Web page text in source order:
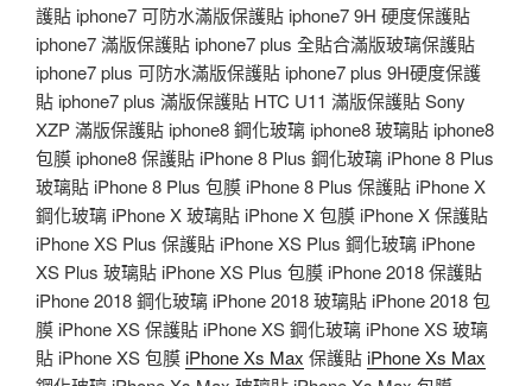
護貼 iphone7 可防水滿版保護貼 iphone7 9H 硬度保護貼
iphone7 滿版保護貼 iphone7 plus 全貼合滿版玻璃保護貼
iphone7 plus 可防水滿版保護貼 iphone7 plus 9H硬度保護
貼 iphone7 plus 滿版保護貼 HTC U11 滿版保護貼 Sony
XZP 滿版保護貼 iphone8 鋼化玻璃 iphone8 玻璃貼 iphone8
包膜 iphone8 保護貼 iPhone 8 Plus 鋼化玻璃 iPhone 8 Plus
玻璃貼 iPhone 8 Plus 包膜 iPhone 8 Plus 保護貼 iPhone X
鋼化玻璃 iPhone X 玻璃貼 iPhone X 包膜 iPhone X 保護貼
iPhone XS Plus 保護貼 iPhone XS Plus 鋼化玻璃 iPhone
XS Plus 玻璃貼 iPhone XS Plus 包膜 iPhone 2018 保護貼
iPhone 2018 鋼化玻璃 iPhone 2018 玻璃貼 iPhone 2018 包
膜 iPhone XS 保護貼 iPhone XS 鋼化玻璃 iPhone XS 玻璃
貼 iPhone XS 包膜iPhone Xs Max 保護貼iPhone Xs Max